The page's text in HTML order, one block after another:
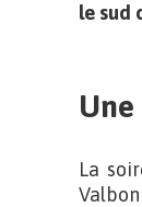
le sud
La